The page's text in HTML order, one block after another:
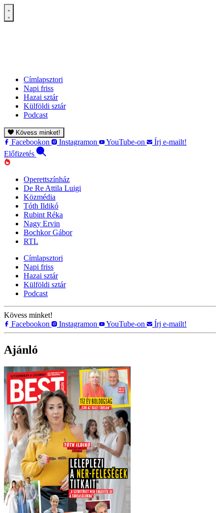
Címlapsztori
Napi friss
Hazai sztár
Külföldi sztár
Podcast
Kövess minket!
Facebookon Instagramon YouTube-on
Írj e-mailt!
Előfizetés
Operettszínház
De Re Attila Luigi
Közmédia
Tóth Ildikó
Rubint Réka
Nagy Ervin
Bochkor Gábor
RTL
Címlapsztori
Napi friss
Hazai sztár
Külföldi sztár
Podcast
Kövess minket!
Facebookon
Instagramon YouTube-on Írj e-mailt!
Ajánló